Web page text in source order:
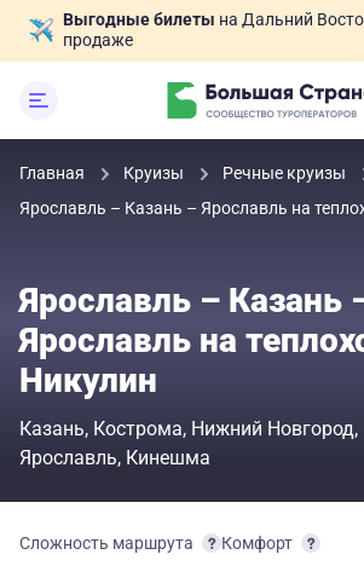
Выгодные билеты на Дальний
продаже
Главная Круизы
Речные круизы
Ярославль – Казань – Ярославль на
Ярославль – Казань
Ярославль на
Никулин
Казань Кострома Нижний Новгород
Ярославль Кинешма
Сложность маршрута Комфорт